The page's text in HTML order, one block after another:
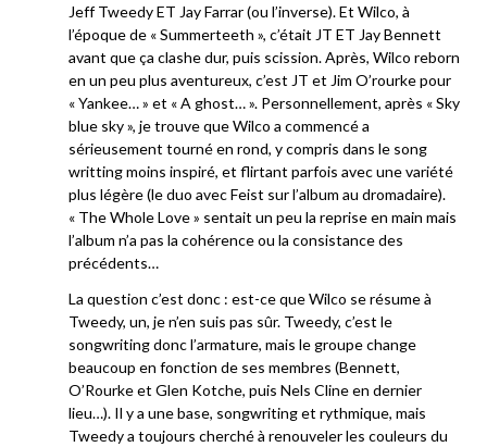
Jeff Tweedy ET Jay Farrar (ou l’inverse). Et Wilco, à
l’époque de « Summerteeth », c’était JT ET Jay Bennett
avant que ça clashe dur, puis scission. Après, Wilco reborn
en un peu plus aventureux, c’est JT et Jim O’rourke pour
« Yankee… » et « A ghost… ». Personnellement, après « Sky
blue sky », je trouve que Wilco a commencé a
sérieusement tourné en rond, y compris dans le song
writting moins inspiré, et flirtant parfois avec une variété
plus légère (le duo avec Feist sur l’album au dromadaire).
« The Whole Love » sentait un peu la reprise en main mais
l’album n’a pas la cohérence ou la consistance des
précédents…
La question c’est donc : est-ce que Wilco se résume à
Tweedy, un, je n’en suis pas sûr. Tweedy, c’est le
songwriting donc l’armature, mais le groupe change
beaucoup en fonction de ses membres (Bennett,
O’Rourke et Glen Kotche, puis Nels Cline en dernier
lieu…). Il y a une base, songwriting et rythmique, mais
Tweedy a toujours cherché à renouveler les couleurs du